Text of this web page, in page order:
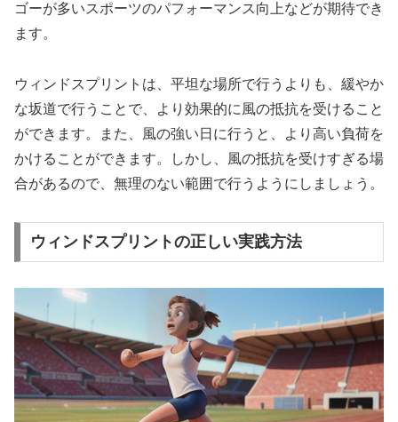
ゴーが多いスポーツのパフォーマンス向上などが期待でき
ます。
ウィンドスプリントは、平坦な場所で行うよりも、 緩やか
な坂道で行う ことで、より効果的に風の抵抗を受けること
ができます。また、風の強い日に行うと、より高い負荷を
かけることができます。しかし、風の抵抗を受けすぎる場
合があるので、無理のない範囲で行うようにしましょう。
ウィンドスプリントの正しい実践方法